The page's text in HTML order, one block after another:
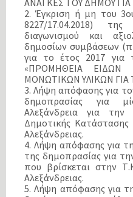
ΑΝΑΓΚΕΣ ΤΟΥ ΔΗΜΟΥ ΓΙΑ
2. Έγκριση ή μη του
8227/17.04.2018) της
διαγωνισμού και
δημοσίων συμβάσεων
για το έτος 2017 για
«ΠΡΟΜΗΘΕΙΑ ΕΙΔΩΝ
ΜΟΝΩΤΙΚΩΝ ΥΛΙΚΩΝ ΓΙΑ
3. Λήψη απόφασης για
δημοπρασίας για
Αλεξάνδρεια για
Δημοτικής
Αλεξάνδρειας.
4. Λήψη απόφασης για
της δημοπρασίας για
που βρίσκεται στην
Αλεξάνδρειας.
5. Λήψη απόφασης για